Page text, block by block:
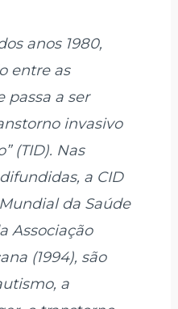
anos 1980,
entre as
passa a ser
invasivo
(TID). Nas
a CID
da Saúde
Associação
(1994), são
a